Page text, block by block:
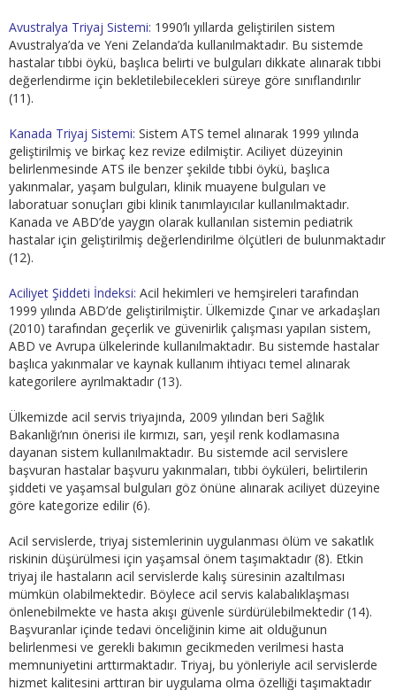
Avustralya Triyaj Sistemi: 1990’lı yıllarda geliştirilen sistem
Avustralya’da ve Yeni Zelanda’da kullanılmaktadır. Bu sistemde
hastalar tıbbi öykü, başlıca belirti ve bulguları dikkate alınarak tıbbi
değerlendirme için bekletilebilecekleri süreye göre sınıflandırılır
(11).
Kanada Triyaj Sistemi: Sistem ATS temel alınarak 1999 yılında
geliştirilmiş ve birkaç kez revize edilmiştir. Aciliyet düzeyinin
belirlenmesinde ATS ile benzer şekilde tıbbi öykü, başlıca
yakınmalar, yaşam bulguları, klinik muayene bulguları ve
laboratuar sonuçları gibi klinik tanımlayıcılar kullanılmaktadır.
Kanada ve ABD’de yaygın olarak kullanılan sistemin pediatrik
hastalar için geliştirilmiş değerlendirilme ölçütleri de bulunmaktadır
(12).
Aciliyet Şiddeti İndeksi: Acil hekimleri ve hemşireleri tarafından
1999 yılında ABD’de geliştirilmiştir. Ülkemizde Çınar ve arkadaşları
(2010) tarafından geçerlik ve güvenirlik çalışması yapılan sistem,
ABD ve Avrupa ülkelerinde kullanılmaktadır. Bu sistemde hastalar
başlıca yakınmalar ve kaynak kullanım ihtiyacı temel alınarak
kategorilere ayrılmaktadır (13).
Ülkemizde acil servis triyajında, 2009 yılından beri Sağlık
Bakanlığı’nın önerisi ile kırmızı, sarı, yeşil renk kodlamasına
dayanan sistem kullanılmaktadır. Bu sistemde acil servislere
başvuran hastalar başvuru yakınmaları, tıbbi öyküleri, belirtilerin
şiddeti ve yaşamsal bulguları göz önüne alınarak aciliyet düzeyine
göre kategorize edilir (6).
Acil servislerde, triyaj sistemlerinin uygulanması ölüm ve sakatlık
riskinin düşürülmesi için yaşamsal önem taşımaktadır (8). Etkin
triyaj ile hastaların acil servislerde kalış süresinin azaltılması
mümkün olabilmektedir. Böylece acil servis kalabalıklaşması
önlenebilmekte ve hasta akışı güvenle sürdürülebilmektedir (14).
Başvuranlar içinde tedavi önceliğinin kime ait olduğunun
belirlenmesi ve gerekli bakımın gecikmeden verilmesi hasta
memnuniyetini arttırmaktadır. Triyaj, bu yönleriyle acil servislerde
hizmet kalitesini arttıran bir uygulama olma özelliği taşımaktadır